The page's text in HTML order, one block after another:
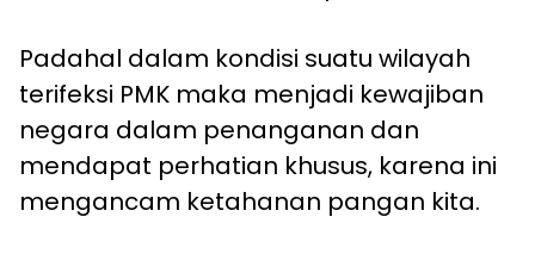
Padahal dalam kondisi suatu wilayah
terifeksi PMK maka menjadi kewajiban
negara dalam penanganan dan
mendapat perhatian khusus, karena ini
mengancam ketahanan pangan kita.